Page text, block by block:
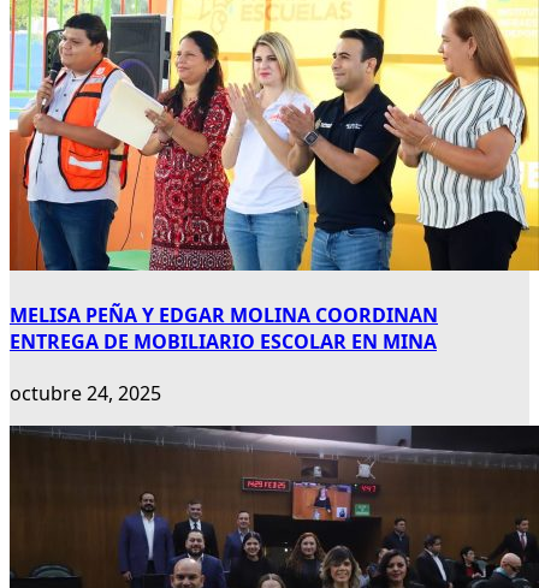
MELISA PEÑA Y EDGAR MOLINA COORDINAN
ENTREGA DE MOBILIARIO ESCOLAR EN MINA
octubre 24, 2025